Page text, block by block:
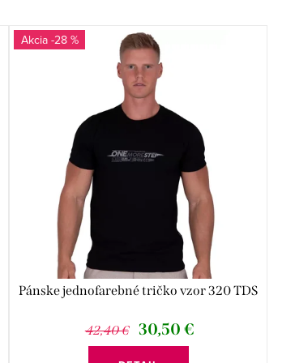
-28 %
Pánske jednofarebné tričko vzor 320 TDS
42,40 € 30,50 €